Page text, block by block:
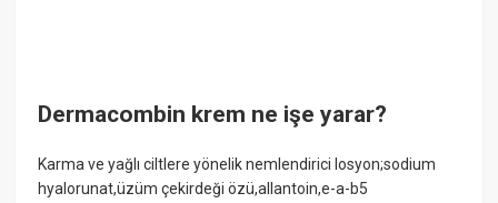
Dermacombin krem ne işe yarar?
Karma ve yağlı ciltlere yönelik nemlendirici losyon;sodium
hyalorunat,üzüm çekirdeği özü,allantoin,e-a-b5